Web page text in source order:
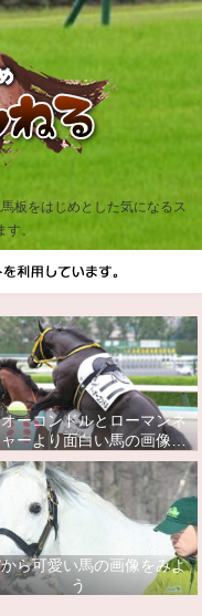
板をはじめとした気になるス
す。
ーコンドルとローマンネ
ーより面白い馬の画像っ
てあるの？
ら可愛い馬の画像をみよ
う